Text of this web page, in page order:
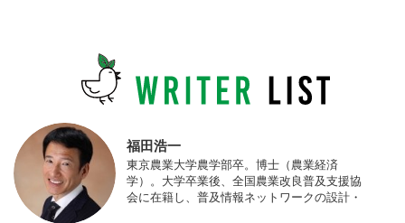
福田浩一
東京農業大学農学部卒。博士（農業経済
学）。大学卒業後、全国農業改良普及支援協
会に在籍し、普及情報ネットワークの設計・